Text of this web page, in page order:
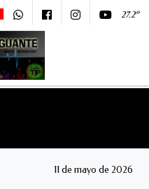
27.2º
11 de mayo de 2026